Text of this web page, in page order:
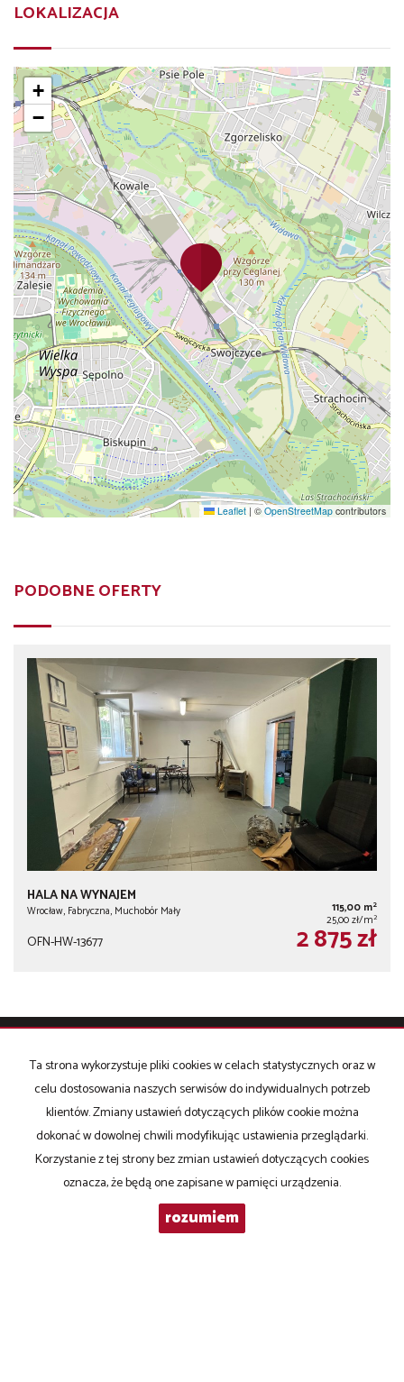
LOKALIZACJA
+
−
Leaflet | © OpenStreetMap contributors
PODOBNE OFERTY
HALA NA WYNAJEM
Wrocław, Fabryczna, Muchobór Mały 115,00 m2
25,00 zł/m2
OFN-HW-13677 2 875 zł
OFFICIUM NIERUCHOMOŚCI
+48 502 504 710
e-mail:
biuro@officium-nieruchomosci.pl
Halena wynajem
KLOUD, LUMAFLEX wynajem od 2 - 6 tygodni
na sprzedaż
Ta strona wykorzystuje pliki cookies w celach statystycznych oraz w
celu dostosowania naszych serwisów do indywidualnych potrzeb
klientów. Zmiany ustawień dotyczących plików cookie można
dokonać w dowolnej chwili modyfikując ustawienia przeglądarki.
Korzystanie z tej strony bez zmian ustawień dotyczących cookies
oznacza, że będą one zapisane w pamięci urządzenia.
rozumiem